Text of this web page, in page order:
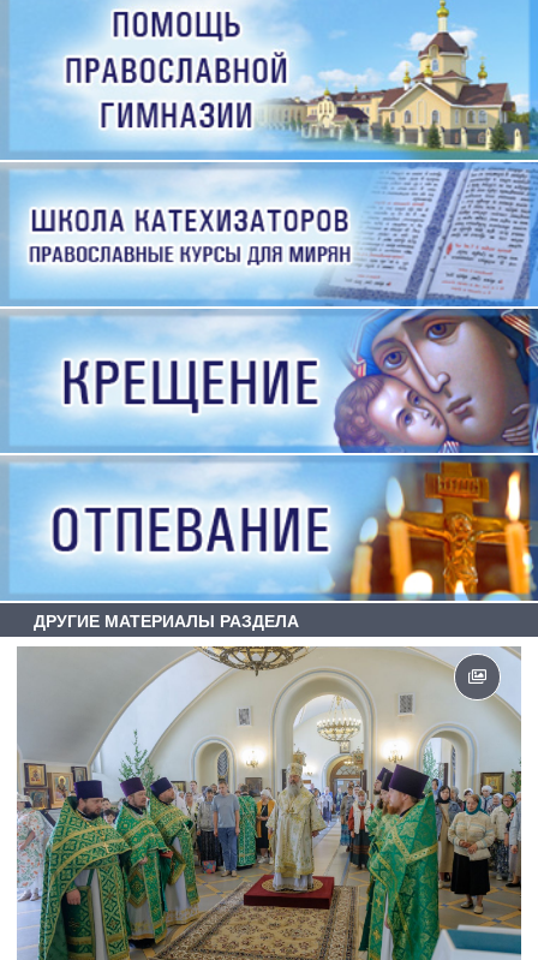
ДРУГИЕ МАТЕРИАЛЫ РАЗДЕЛА